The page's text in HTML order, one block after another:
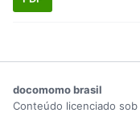
docomomo brasil
Conteúdo licenciado sob